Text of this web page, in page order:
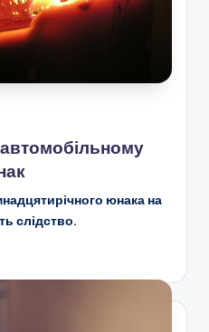
юнака на
слідство.